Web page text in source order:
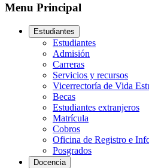
Menu Principal
Estudiantes
Estudiantes
Admisión
Carreras
Servicios y recursos
Vicerrectoría de Vida
Becas
Estudiantes extranjeros
Matrícula
Cobros
Oficina de Registro e
Posgrados
Docencia